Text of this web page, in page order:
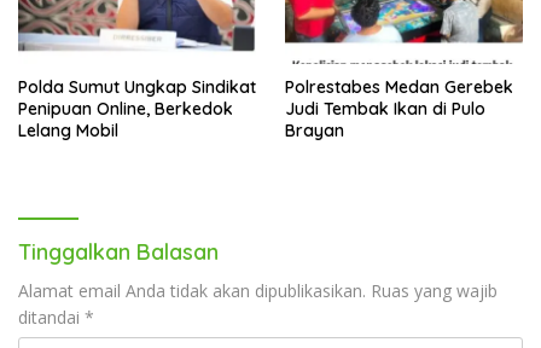
Polda Sumut Ungkap Sindikat
Penipuan Online, Berkedok
Lelang Mobil
Polrestabes Medan Gerebek
Judi Tembak Ikan di Pulo
Brayan
Tinggalkan Balasan
Alamat email Anda tidak akan dipublikasikan. Ruas yang wajib
ditandai *